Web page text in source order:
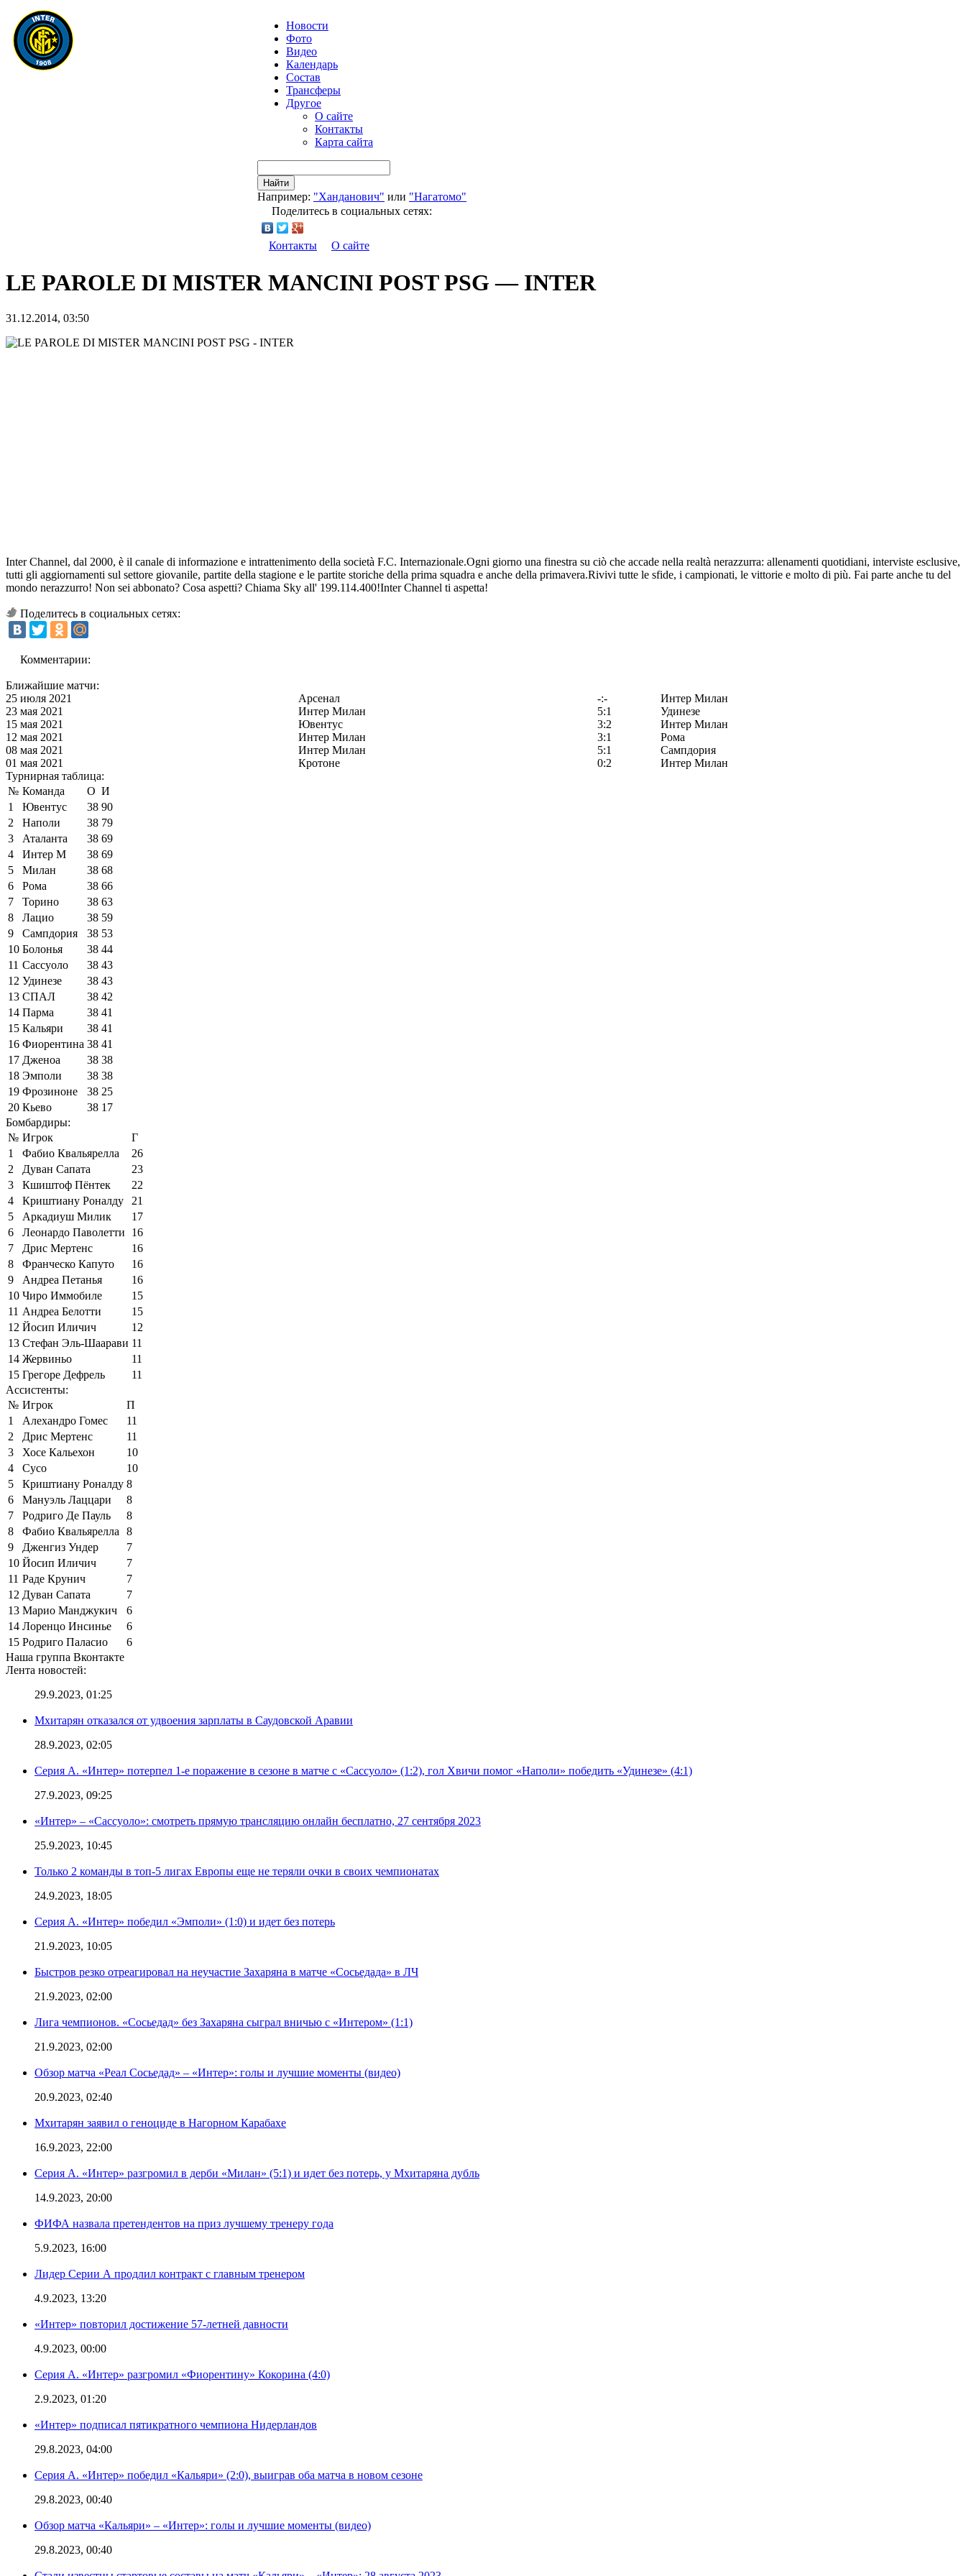
Новости
Фото
Видео
Календарь
Состав
Трансферы
Другое
О сайте
Контакты
Карта сайта
Найти
Например: "Ханданович" или "Нагатомо"
Поделитесь в социальных сетях:
Контакты О сайте
LE PAROLE DI MISTER MANCINI POST PSG — INTER
31.12.2014, 03:50
Inter Channel, dal 2000, è il canale di informazione e intrattenimento della società F.C. Internazionale.Ogni giorno una finestra su ciò che accade nella realtà nerazzurra: allenamenti quotidiani, interviste esclusive,
tutti gli aggiornamenti sul settore giovanile, partite della stagione e le partite storiche della prima squadra e anche della primavera.Rivivi tutte le sfide, i campionati, le vittorie e molto di più. Fai parte anche tu del
mondo nerazzurro! Non sei abbonato? Cosa aspetti? Chiama Sky all' 199.114.400!Inter Channel ti aspetta!
Поделитесь в социальных сетях:
Комментарии:
Ближайшие матчи:
25 июля 2021
Арсенал -:-
Интер Милан
23 мая 2021
Интер Милан 5:1
Удинезе
15 мая 2021
Ювентус 3:2
Интер Милан
12 мая 2021
Интер Милан 3:1
Рома
08 мая 2021
Интер Милан 5:1
Сампдория
01 мая 2021
Кротоне 0:2
Интер Милан
Турнирная таблица:
№ Команда О И
1
Ювентус 38 90
2
Наполи 38 79
3
Аталанта 38 69
4
Интер М 38 69
5
Милан 38 68
6
Рома 38 66
7
Торино 38 63
8
Лацио 38 59
9
Сампдория 38 53
10 Болонья 38 44
11 Сассуоло 38 43
12 Удинезе 38 43
13 СПАЛ 38 42
14 Парма 38 41
15 Кальяри 38 41
16 Фиорентина 38 41
17 Дженоа 38 38
18 Эмполи 38 38
19 Фрозиноне 38 25
20 Кьево 38 17
Бомбардиры:
№ Игрок
Г
1
Фабио Квальярелла
26
2
Дуван Сапата
23
3
Кшиштоф Пёнтек
22
4
Криштиану Роналду
21
5
Аркадиуш Милик
17
6
Леонардо Паволетти
16
7
Дрис Мертенс
16
8
Франческо Капуто
16
9
Андреа Петанья
16
10 Чиро Иммобиле
15
11 Андреа Белотти
15
12 Йосип Иличич
12
13 Стефан Эль-Шаарави 11
14 Жервиньо
11
15 Грегоре Дефрель
11
Ассистенты:
№ Игрок
П
1
Алехандро Гомес
11
2
Дрис Мертенс
11
3
Хосе Кальехон
10
4
Сусо
10
5
Криштиану Роналду 8
6
Мануэль Лаццари
8
7
Родриго Де Пауль
8
8
Фабио Квальярелла
8
9
Дженгиз Ундер
7
10 Йосип Иличич
7
11 Раде Крунич
7
12 Дуван Сапата
7
13 Марио Манджукич
6
14 Лоренцо Инсинье
6
15 Родриго Паласио
6
Наша группа Вконтакте
Лента новостей:
29.9.2023, 01:25
Мхитарян отказался от удвоения зарплаты в Саудовской Аравии
28.9.2023, 02:05
Серия А. «Интер» потерпел 1-е поражение в сезоне в матче с «Сассуоло» (1:2), гол Хвичи помог «Наполи» победить «Удинезе» (4:1)
27.9.2023, 09:25
«Интер» – «Сассуоло»: смотреть прямую трансляцию онлайн бесплатно, 27 сентября 2023
25.9.2023, 10:45
Только 2 команды в топ-5 лигах Европы еще не теряли очки в своих чемпионатах
24.9.2023, 18:05
Серия А. «Интер» победил «Эмполи» (1:0) и идет без потерь
21.9.2023, 10:05
Быстров резко отреагировал на неучастие Захаряна в матче «Сосьедада» в ЛЧ
21.9.2023, 02:00
Лига чемпионов. «Сосьедад» без Захаряна сыграл вничью с «Интером» (1:1)
21.9.2023, 02:00
Обзор матча «Реал Сосьедад» – «Интер»: голы и лучшие моменты (видео)
20.9.2023, 02:40
Мхитарян заявил о геноциде в Нагорном Карабахе
16.9.2023, 22:00
Серия А. «Интер» разгромил в дерби «Милан» (5:1) и идет без потерь, у Мхитаряна дубль
14.9.2023, 20:00
ФИФА назвала претендентов на приз лучшему тренеру года
5.9.2023, 16:00
Лидер Серии А продлил контракт с главным тренером
4.9.2023, 13:20
«Интер» повторил достижение 57-летней давности
4.9.2023, 00:00
Серия А. «Интер» разгромил «Фиорентину» Кокорина (4:0)
2.9.2023, 01:20
«Интер» подписал пятикратного чемпиона Нидерландов
29.8.2023, 04:00
Серия А. «Интер» победил «Кальяри» (2:0), выиграв оба матча в новом сезоне
29.8.2023, 00:40
Обзор матча «Кальяри» – «Интер»: голы и лучшие моменты (видео)
29.8.2023, 00:40